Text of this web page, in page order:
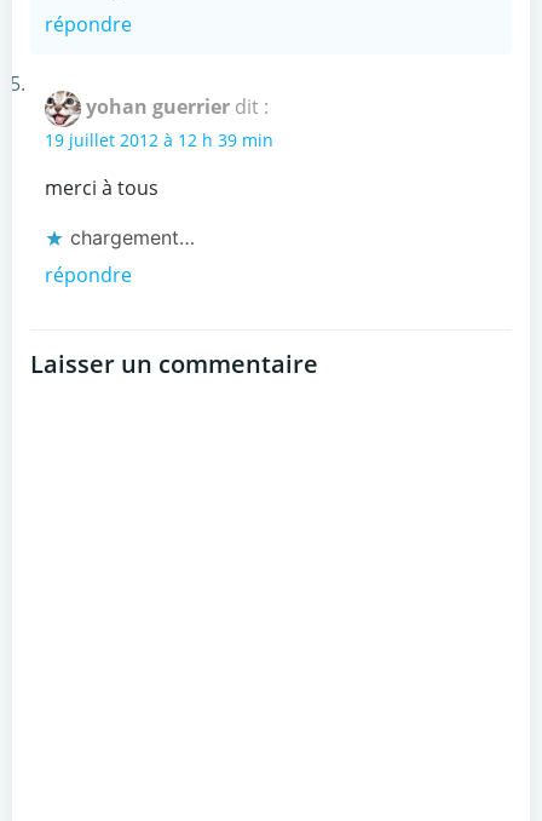
répondre
yohan guerrier dit :
19 juillet 2012 à 12 h 39 min
merci à tous
chargement…
répondre
Laisser un commentaire